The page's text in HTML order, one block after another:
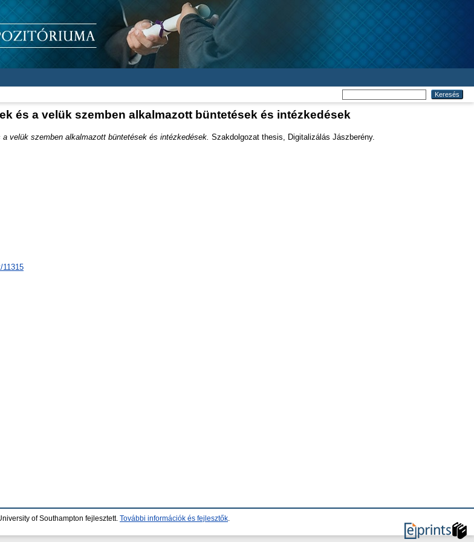
és a velük szemben alkalmazott büntetések és intézkedések
velük szemben alkalmazott büntetések és intézkedések. Szakdolgozat thesis, Digitalizálás Jászberény.
11315
of Southampton fejlesztett. További információk és fejlesztők